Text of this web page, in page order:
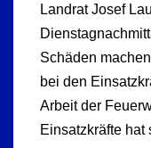
Landrat Josef
Schäden
bei den
Arbeit der
Einsatzkräfte hat